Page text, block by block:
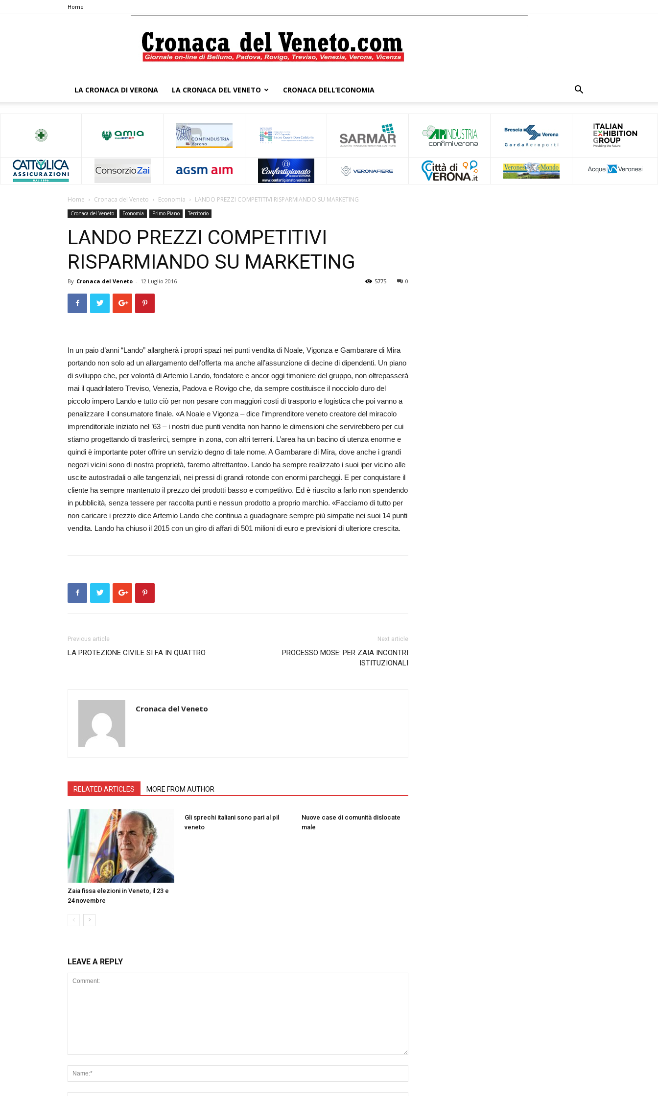
Home
LA CRONACA DI VERONA LA CRONACA DEL VENETO CRONACA DELL’ECONOMIA
Home Cronaca del Veneto Economia LANDO PREZZI COMPETITIVI RISPARMIANDO SU MARKETING
Cronaca del Veneto Economia Primo Piano Territorio
LANDO PREZZI COMPETITIVI
RISPARMIANDO SU MARKETING
By Cronaca del Veneto - 12 Luglio 2016 0
5775
In un paio d’anni “Lando” allargherà i propri spazi nei punti vendita di Noale, Vigonza e Gambarare di Mira
portando non solo ad un allargamento dell’offerta ma anche all’assunzione di decine di dipendenti. Un piano
di sviluppo che, per volontà di Artemio Lando, fondatore e ancor oggi timoniere del gruppo, non oltrepasserà
mai il quadrilatero Treviso, Venezia, Padova e Rovigo che, da sempre costituisce il nocciolo duro del
piccolo impero Lando e tutto ciò per non pesare con maggiori costi di trasporto e logistica che poi vanno a
penalizzare il consumatore finale. «A Noale e Vigonza – dice l’imprenditore veneto creatore del miracolo
imprenditoriale iniziato nel ’63 – i nostri due punti vendita non hanno le dimensioni che servirebbero per cui
stiamo progettando di trasferirci, sempre in zona, con altri terreni. L’area ha un bacino di utenza enorme e
quindi è importante poter offrire un servizio degno di tale nome. A Gambarare di Mira, dove anche i grandi
negozi vicini sono di nostra proprietà, faremo altrettanto». Lando ha sempre realizzato i suoi iper vicino alle
uscite autostradali o alle tangenziali, nei pressi di grandi rotonde con enormi parcheggi. E per conquistare il
cliente ha sempre mantenuto il prezzo dei prodotti basso e competitivo. Ed è riuscito a farlo non spendendo
in pubblicità, senza tessere per raccolta punti e nessun prodotto a proprio marchio. «Facciamo di tutto per
non caricare i prezzi» dice Artemio Lando che continua a guadagnare sempre più simpatie nei suoi 14 punti
vendita. Lando ha chiuso il 2015 con un giro di affari di 501 milioni di euro e previsioni di ulteriore crescita.
Previous article
LA PROTEZIONE CIVILE SI FA IN QUATTRO
Next article
PROCESSO MOSE: PER ZAIA INCONTRI
ISTITUZIONALI
Cronaca del Veneto
RELATED ARTICLES MORE FROM AUTHOR
Zaia fissa elezioni in Veneto, il 23 e
24 novembre
Gli sprechi italiani sono pari al pil
veneto
Nuove case di comunità dislocate
male
LEAVE A REPLY